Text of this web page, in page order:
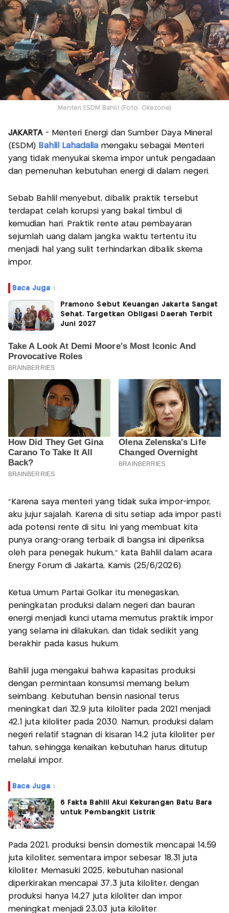
Menteri ESDM Bahlil (Foto: Okezone)
JAKARTA- Menteri Energi dan Sumber Daya Mineral
(ESDM) Bahlil Lahadalia mengaku sebagai Menteri
yang tidak menyukai skema impor untuk pengadaan
dan pemenuhan kebutuhan energi di dalam negeri.
Sebab Bahlil menyebut, dibalik praktik tersebut
terdapat celah korupsi yang bakal timbul di
kemudian hari. Praktik rente atau pembayaran
sejumlah uang dalam jangka waktu tertentu itu
menjadi hal yang sulit terhindarkan dibalik skema
impor.
Baca Juga :
Pramono Sebut Keuangan Jakarta Sangat
Sehat, Targetkan Obligasi Daerah Terbit
Juni 2027
"Karena saya menteri yang tidak suka impor-impor,
aku jujur sajalah. Karena di situ setiap ada impor pasti
ada potensi rente di situ. Ini yang membuat kita
punya orang-orang terbaik di bangsa ini diperiksa
oleh para penegak hukum," kata Bahlil dalam acara
Energy Forum di Jakarta, Kamis (25/6/2026).
Ketua Umum Partai Golkar itu menegaskan,
peningkatan produksi dalam negeri dan bauran
energi menjadi kunci utama memutus praktik impor
yang selama ini dilakukan, dan tidak sedikit yang
berakhir pada kasus hukum.
Bahlil juga mengakui bahwa kapasitas produksi
dengan permintaan konsumsi memang belum
seimbang. Kebutuhan bensin nasional terus
meningkat dari 32,9 juta kiloliter pada 2021 menjadi
42,1 juta kiloliter pada 2030. Namun, produksi dalam
negeri relatif stagnan di kisaran 14,2 juta kiloliter per
tahun, sehingga kenaikan kebutuhan harus ditutup
melalui impor.
Baca Juga :
6 Fakta Bahlil Akui Kekurangan Batu Bara
untuk Pembangkit Listrik
Pada 2021, produksi bensin domestik mencapai 14,59
juta kiloliter, sementara impor sebesar 18,31 juta
kiloliter. Memasuki 2025, kebutuhan nasional
diperkirakan mencapai 37,3 juta kiloliter, dengan
produksi hanya 14,27 juta kiloliter dan impor
meningkat menjadi 23,03 juta kiloliter.